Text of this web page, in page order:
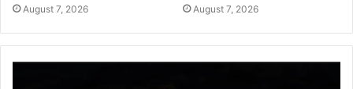
August 7, 2026 August 7, 2026